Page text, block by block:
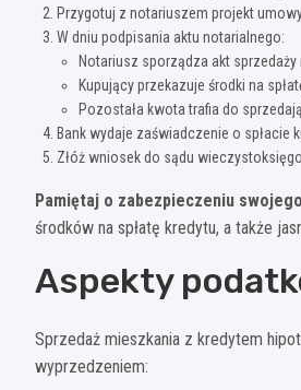
Przygotuj z notariuszem projekt
W dniu podpisania aktu notarialnego:
Notariusz sporządza akt
Kupujący przekazuje środki na
Pozostała kwota trafia do
Bank wydaje zaświadczenie o spłacie
Złóż wniosek do sądu
Pamiętaj o zabezpieczeniu
środków na spłatę kredytu, a także
Aspekty
Sprzedaż mieszkania z kredytem
wyprzedzeniem: